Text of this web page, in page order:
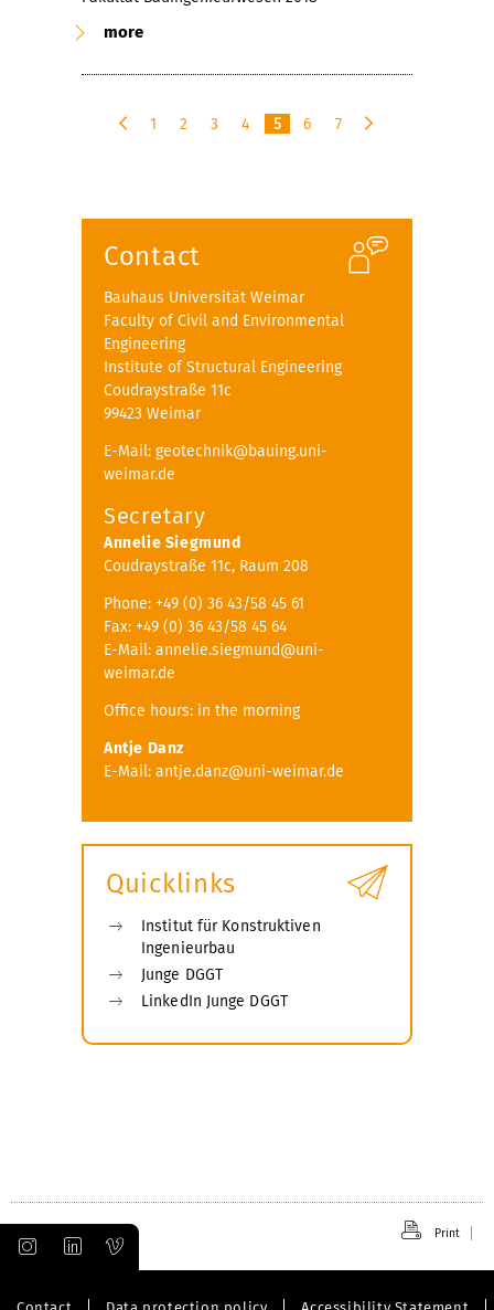
more
o
s
1 2 3 4 5 6
7
Contact
Bauhaus Universität Weimar
Faculty of Civil and Environmental
Engineering
Institute of Structural Engineering
Coudraystraße 11c
99423 Weimar
E-Mail: geotechnik@bauing.uni-
weimar.de
Secretary
Annelie Siegmund
Coudraystraße 11c, Raum 208
Phone: +49 (0) 36 43/58 45 61
Fax: +49 (0) 36 43/58 45 64
E-Mail: annelie.siegmund@uni-
weimar.de
Office hours: in the morning
Antje Danz
E-Mail: antje.danz@uni-weimar.de
Quicklinks
Institut für Konstruktiven
Ingenieurbau
Junge DGGT
LinkedIn Junge DGGT
Print
Contact Data protection policy Accessibility Statement